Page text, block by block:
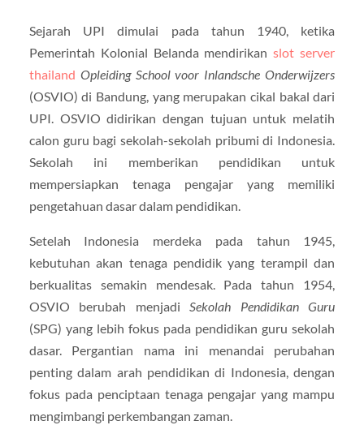
Sejarah UPI dimulai pada tahun 1940, ketika
Pemerintah Kolonial Belanda mendirikanslot server
thailand Opleiding School voor Inlandsche Onderwijzers
(OSVIO) di Bandung, yang merupakan cikal bakal dari
UPI. OSVIO didirikan dengan tujuan untuk melatih
calon guru bagi sekolah-sekolah pribumi di Indonesia.
Sekolah ini memberikan pendidikan untuk
mempersiapkan tenaga pengajar yang memiliki
pengetahuan dasar dalam pendidikan.
Setelah Indonesia merdeka pada tahun 1945,
kebutuhan akan tenaga pendidik yang terampil dan
berkualitas semakin mendesak. Pada tahun 1954,
OSVIO berubah menjadiSekolah Pendidikan Guru
(SPG) yang lebih fokus pada pendidikan guru sekolah
dasar. Pergantian nama ini menandai perubahan
penting dalam arah pendidikan di Indonesia, dengan
fokus pada penciptaan tenaga pengajar yang mampu
mengimbangi perkembangan zaman.